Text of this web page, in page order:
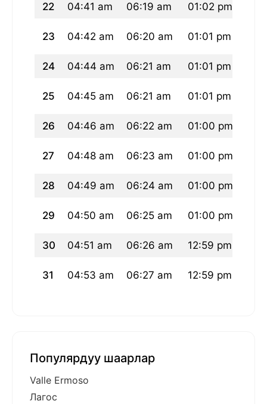
22 04:41 am 06:19 am 01:02 pm
23 04:42 am 06:20 am 01:01 pm
24 04:44 am 06:21 am 01:01 pm
25 04:45 am 06:21 am 01:01 pm
26 04:46 am 06:22 am 01:00 pm
27 04:48 am 06:23 am 01:00 pm
28 04:49 am 06:24 am 01:00 pm
29 04:50 am 06:25 am 01:00 pm
30 04:51 am 06:26 am 12:59 pm
31 04:53 am 06:27 am 12:59 pm
Популярдуу шаарлар
Valle Ermoso
Лагос